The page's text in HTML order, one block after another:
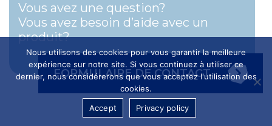
Vous avez une question?
Vous avez besoin d’aide avec un
produit?
FORMULAIRE DE CONTACT
Nous utilisons des cookies pour vous garantir la meilleure
expérience sur notre site. Si vous continuez à utiliser ce
dernier, nous considérerons que vous acceptez l'utilisation des
cookies.
Accept
Privacy policy